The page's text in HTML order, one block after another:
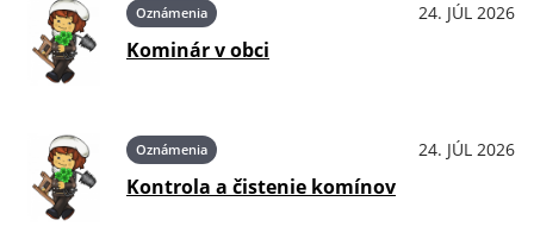
Oznámenia 24. JÚL 2026
Kominár v obci
Oznámenia 24. JÚL 2026
Kontrola a čistenie komínov